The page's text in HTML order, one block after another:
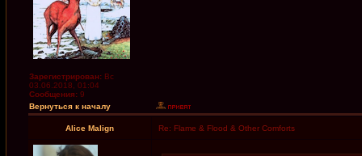
Зарегистрирован: Вс
03.06.2018, 01:04
Сообщения: 9
Вернуться к началу
Alice Malign Re: Flame & Flood & Other Comforts